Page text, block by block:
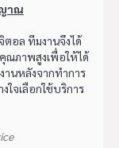
าณ
อล ทีมงานจึงได้
ภาพสูงเพื่อให้ได้
นหลังจากทำการ
จเลือกใช้บริการ